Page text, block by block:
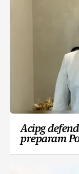
Acipg
preparam